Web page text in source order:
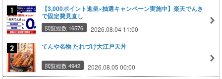
【3,000ポイント進呈×抽選キャンペーン実施中】楽天でんき
で固定費見直し
閲覧総数 16576 2026.08.04 11:00
てんや名物 たれづけ大江戸天丼
閲覧総数 4942 2026.08.05 00:00